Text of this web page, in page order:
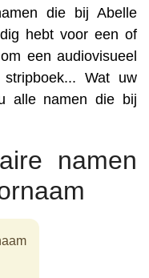
die bij Abelle
hebt voor een of
een audiovisueel
Wat uw
alle namen die bij
namen